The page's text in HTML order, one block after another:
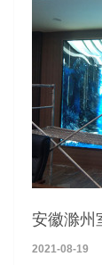
安徽滁州
2021-08-19